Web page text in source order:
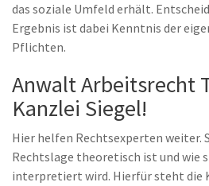
das soziale Umfeld erhält.
Ergebnis ist dabei Kenntnis der
Pflichten.
Anwalt Arbeitsrecht
Kanzlei Siegel!
Hier helfen Rechtsexperten weiter.
Rechtslage theoretisch ist und wie
interpretiert wird. Hierfür steht die